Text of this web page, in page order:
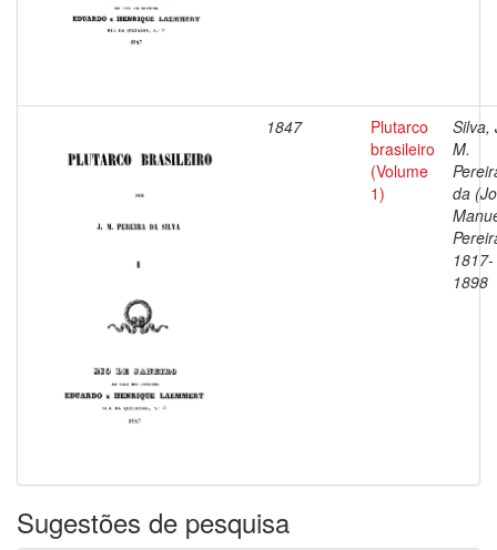
1847
Plutarco
brasileiro
(Volume
1)
Silva,
M.
da
1817-
1898
Sugestões de pesquisa